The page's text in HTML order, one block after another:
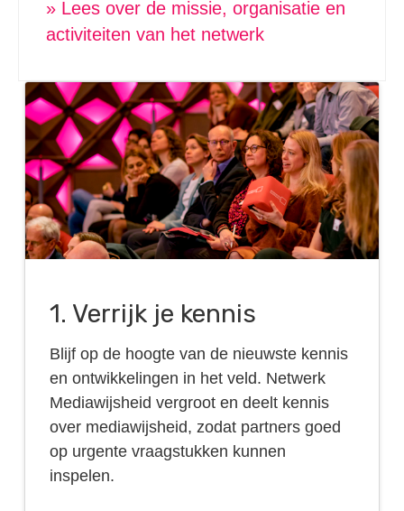
» Lees over de missie, organisatie en
activiteiten van het netwerk
1. Verrijk je kennis
Blijf op de hoogte van de nieuwste kennis
en ontwikkelingen in het veld. Netwerk
Mediawijsheid vergroot en deelt kennis
over mediawijsheid, zodat partners goed
op urgente vraagstukken kunnen
inspelen.